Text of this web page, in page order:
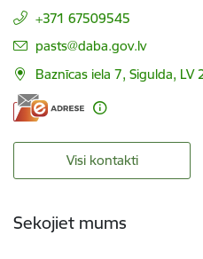
+371 67509545
E-pasts:
pasts@daba.gov.lv
Baznīcas iela 7, Sigulda, LV
Visi kontakti
Sekojiet mums